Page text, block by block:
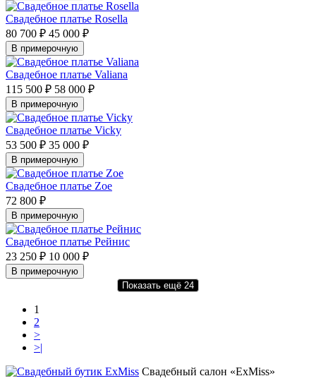
Свадебное платье Rosella
80 700 ₽ 45 000 ₽
В примерочную
Свадебное платье Valiana
115 500 ₽ 58 000 ₽
В примерочную
Свадебное платье Vicky
53 500 ₽ 35 000 ₽
В примерочную
Свадебное платье Zoe
72 800 ₽
В примерочную
Свадебное платье Рейнис
23 250 ₽ 10 000 ₽
В примерочную
Показать ещё 24
1
2
>
>|
Свадебный салон «ExMiss»